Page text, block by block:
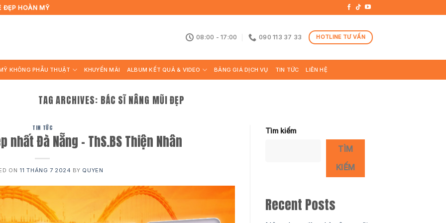
ĐẸP HOÀN MỸ
08:00 - 17:00 090 113 37 33 HOTLINE TƯ VẤN
KHÔNG PHẪU THUẬT KHUYẾN MÃI ALBUM KẾT QUẢ & VIDEO BẢNG GIÁ DỊCH VỤ TIN TỨC LIÊN HỆ
TAG ARCHIVES: BÁC SĨ NÂNG MŨI ĐẸP
TIN TỨC
Đà Nẵng – ThS.BS Thiện Nhân
ON 11 THÁNG 7 2024 BY QUYEN
Tìm kiếm
TÌM
KIẾM
Recent Posts